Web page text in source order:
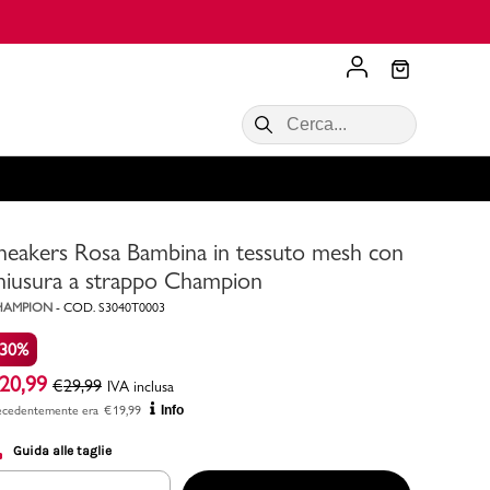
Acquista ora
VALIGIE CIAK
Scopri di più
Consigli
Rosa Bambina in tessuto mesh con
a strappo Champion
- COD. S3040T0003
20,99 €29,99 IVA inclusa
era €19,99 Info
Guida alle taglie